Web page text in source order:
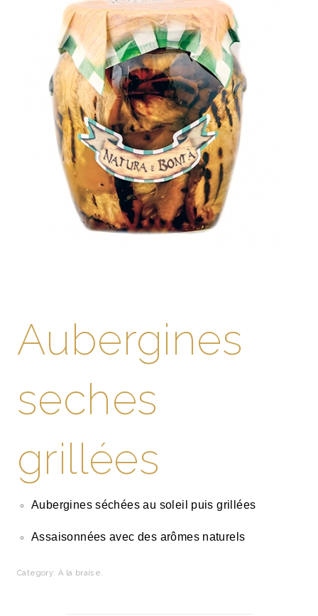
Aubergines
seches
grillées
Aubergines séchées au soleil puis grillées
Assaisonnées avec des arômes naturels
Category: À la braise.